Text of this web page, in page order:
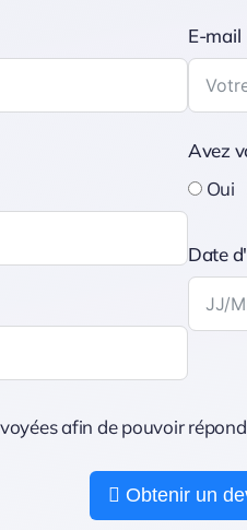
E-mail
Avez
Oui
Date
afin de pouvoir
Obtenir un